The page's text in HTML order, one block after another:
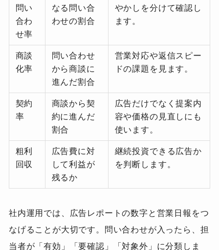
問い
合わ
せ率
なる問い合
わせの割合
やかしを分けて確認し
ます。
商談
化率
問い合わせ
から商談に
進んだ割合
営業対応や返信スピー
ドの課題を見ます。
契約
率
商談から契
約に進んだ
割合
広告だけでなく提案内
容や価格の見直しにも
使います。
粗利
回収
広告費に対
して利益が
残るか
継続投資できる広告か
を判断します。
社内運用では、広告レポートの数字と営業日報をつ
なげることが大切です。問い合わせが入ったら、担
当者が「有効」「要確認」「対象外」に分類しま